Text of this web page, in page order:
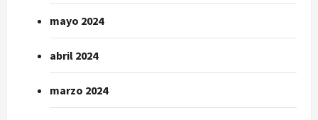
mayo 2024
abril 2024
marzo 2024